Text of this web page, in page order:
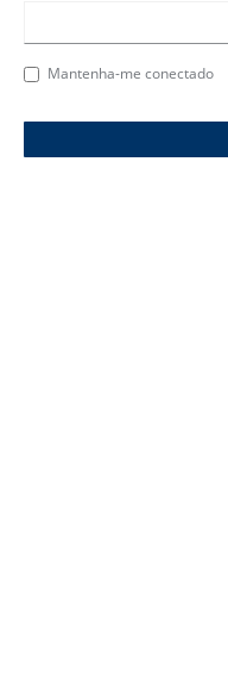
Mantenha-me conectado